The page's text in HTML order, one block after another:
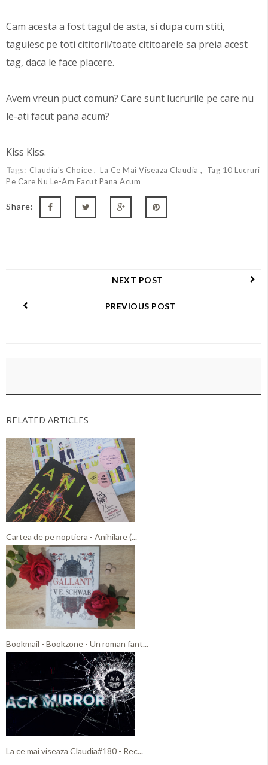
Cam acesta a fost tagul de asta, si dupa cum stiti,
taguiesc pe toti cititorii/toate cititoarele sa preia acest
tag, daca le face placere.
Avem vreun puct comun? Care sunt lucrurile pe care nu
le-ati facut pana acum?
Kiss Kiss.
Tags: Claudia's Choice La Ce Mai Viseaza Claudia
Tag 10 Lucruri
Pe Care Nu Le-Am Facut Pana Acum
Share:
NEXT POST
PREVIOUS POST
RELATED ARTICLES
Cartea de pe noptiera - Anihilare (...
Bookmail - Bookzone - Un roman fant...
La ce mai viseaza Claudia#180 - Rec...